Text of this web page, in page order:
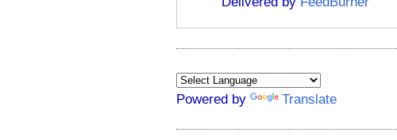
Powered by Translate